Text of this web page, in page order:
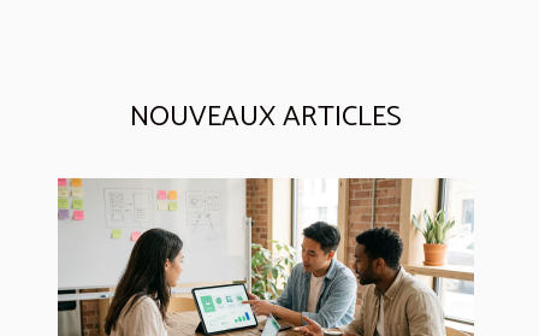
NOUVEAUX ARTICLES